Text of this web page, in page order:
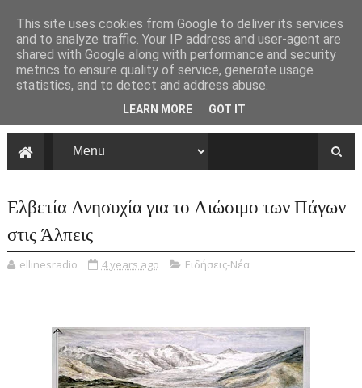
Ελβετία Ανησυχία για το Λιώσιμο των Πάγων
στις Άλπεις
ellinesradio 4 years ago Ειδήσεις-Νέα
This site uses cookies from Google to deliver its services
and to analyze traffic. Your IP address and user-agent are
shared with Google along with performance and security
metrics to ensure quality of service, generate usage
statistics, and to detect and address abuse.
LEARN MORE GOT IT